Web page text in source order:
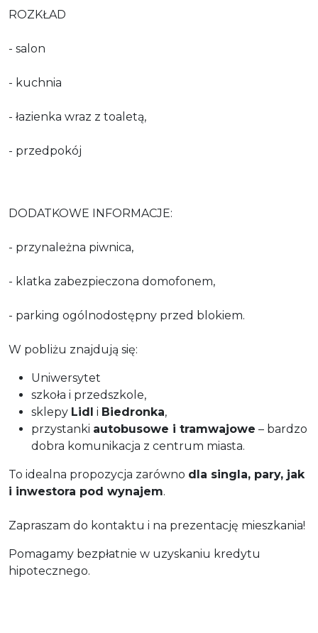
ROZKŁAD
- salon
- kuchnia
- łazienka wraz z toaletą,
- przedpokój
DODATKOWE INFORMACJE:
- przynależna piwnica,
- klatka zabezpieczona domofonem,
- parking ogólnodostępny przed blokiem.
W pobliżu znajdują się:
Uniwersytet
szkoła i przedszkole,
sklepy Lidl i Biedronka,
przystanki autobusowe i tramwajowe – bardzo
dobra komunikacja z centrum miasta.
To idealna propozycja zarówno dla singla, pary, jak
i inwestora pod wynajem.
Zapraszam do kontaktu i na prezentację mieszkania!
Pomagamy bezpłatnie w uzyskaniu kredytu
hipotecznego.